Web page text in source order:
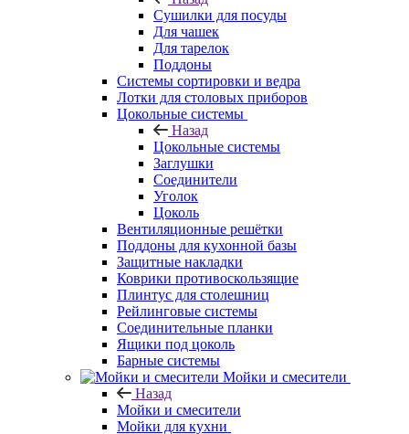
Сушилки для посуды
Для чашек
Для тарелок
Поддоны
Системы сортировки и ведра
Лотки для столовых приборов
Цокольные системы
Назад
Цокольные системы
Заглушки
Соединители
Уголок
Цоколь
Вентиляционные решётки
Поддоны для кухонной базы
Защитные накладки
Коврики противоскользящие
Плинтус для столешниц
Рейлинговые системы
Соединительные планки
Ящики под цоколь
Барные системы
Мойки и смесители
Назад
Мойки и смесители
Мойки для кухни